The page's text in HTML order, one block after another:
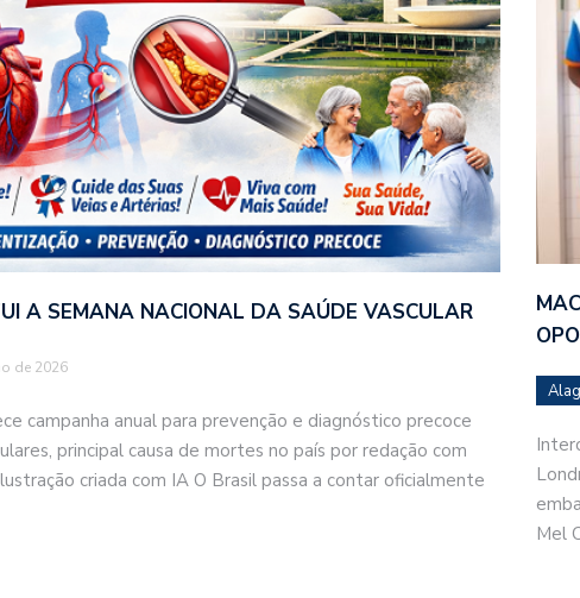
A SEMANA NACIONAL DA SAÚDE VASCULAR
de 2026
campanha anual para prevenção e diagnóstico precoce
principal causa de mortes no país por redação com
criada com IA O Brasil passa a contar oficialmente
Mel